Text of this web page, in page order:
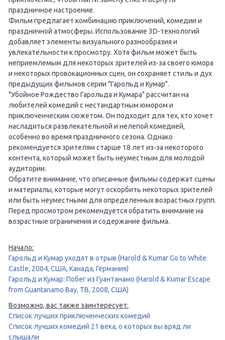
праздничное настроение.
Фильм предлагает комбинацию приключений, комедии и
праздничной атмосферы. Использование 3D-технологий
добавляет элементы визуального разнообразия и
увлекательности к просмотру. Хотя фильм может быть
неприемлемым для некоторых зрителей из-за своего юмора
и некоторых провокационных сцен, он сохраняет стиль и дух
предыдущих фильмов серии "Гарольд и Кумар".
"Убойное Рождество Гарольда и Кумара" рассчитан на
любителей комедий с нестандартным юмором и
приключенческим сюжетом. Он подходит для тех, кто хочет
насладиться развлекательной и нелепой комедией,
особенно во время праздничного сезона. Однако
рекомендуется зрителям старше 18 лет из-за некоторого
контента, который может быть неуместным для молодой
аудитории.
Обратите внимание, что описанные фильмы содержат сцены
и материалы, которые могут оскорбить некоторых зрителей
или быть неуместными для определенных возрастных групп.
Перед просмотром рекомендуется обратить внимание на
возрастные ограничения и содержание фильма.
Начало:
Гарольд и Кумар уходят в отрыв (Harold & Kumar Go to White
Castle, 2004, США, Канада, Германия)
Гарольд и Кумар: Побег из Гуантанамо (Harold & Kumar Escape
from Guantanamo Bay, ТВ, 2008, США)
Возможно, вас также заинтересует:
Список лучших приключенческих комедий
Список лучших комедий 21 века, о которых вы вряд ли
слышали